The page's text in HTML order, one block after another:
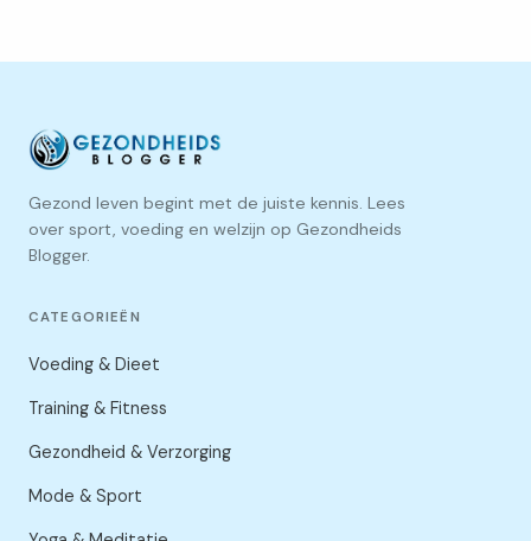
Gezond leven begint met de juiste kennis. Lees
over sport, voeding en welzijn op Gezondheids
Blogger.
CATEGORIEËN
Voeding & Dieet
Training & Fitness
Gezondheid & Verzorging
Mode & Sport